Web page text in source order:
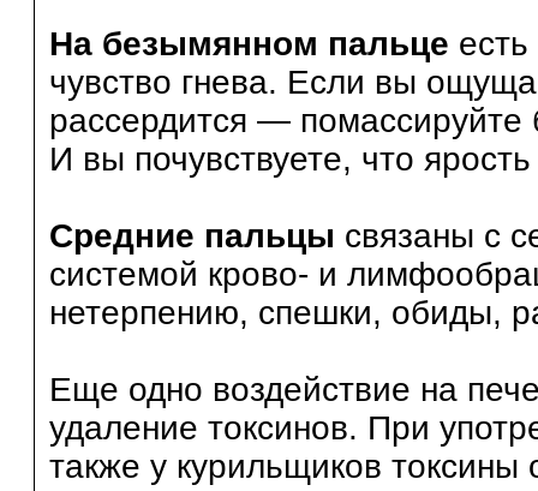
На безымянном пальце
чувство гнева. Если вы
рассердится —
И вы почувствуете, что
Средние пальцы связаны с
системой крово- и
нетерпению, спешки, обиды,
Еще одно воздействие на
удаление токсинов. При
также у курильщиков токсины